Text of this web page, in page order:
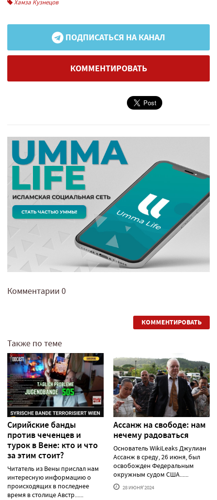
Хамза Кузнецов
ПОДПИСАТЬСЯ НА КАНАЛ
КОММЕНТИРОВАТЬ
Комментарии 0
КОММЕНТИРОВАТЬ
Также по теме
Сирийские банды
против чеченцев и
турок в Вене: кто и что
за этим стоит?
Читатель из Вены прислал нам
интересную информацию о
происходящих в последнее
время в столице Австр......
Ассанж на свободе: нам
нечему радоваться
Основатель WikiLeaks Джулиан
Ассанж в среду, 26 июня, был
освобожден Федеральным
окружным судом США......
28 ИЮНЯ'2024